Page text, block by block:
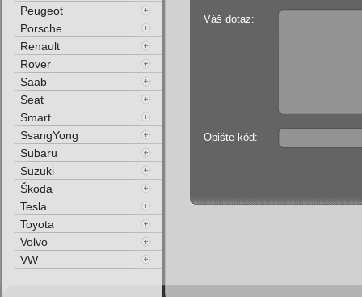
Váš dotaz:
Opište kód:
Peugeot
Porsche
Renault
Rover
Saab
Seat
Smart
SsangYong
Subaru
Suzuki
Škoda
Tesla
Toyota
Volvo
VW